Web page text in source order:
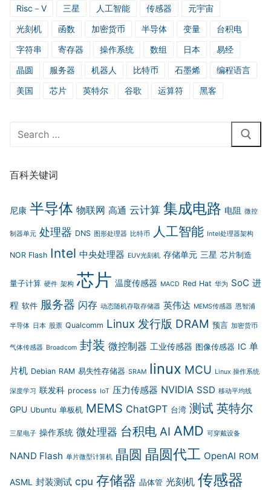
Risc－V
三星 人工智能 传感器
元宇宙
光刻机
函数 加密货币 半导体 变量
台积电
字符串
寄存器 操作系统 数组 日本
易经
晶圆
服务器 机器人 比特币 石墨烯
编程语言
美国
芯片 英特尔 谷歌 运算符 黑客
Search
百科关键词
尼康 半导体 物联网 高通 云计算 集成电路 电阻 微控
制器单元 处理器 DNS 图形处理器 比特币 人工智能 Intel处理器架构
NOR Flash Intel 中央处理器 EUV光刻机 存储单元 三星 芯片制造
量子计算 硬件 架构 芯片 温度传感器 MACD Red Hat 华为 SoC 进
程 软件 服务器 闪存 动态随机存取存储器 英伟达 MEMS传感器 恩智浦
半导体 日本 股票 Qualcomm Linux 发行版 DRAM 预言 加密货币
气体传感器 Broadcom 封装 微控制器 工业传感器 图像传感器 IC 单
片机 Debian RAM 易失性存储器 SRAM linux MCU Linux 操作系统
深度学习 联发科 process IoT 压力传感器 NVIDIA SSD 移动平均线
GPU Ubuntu 单板机 MEMS ChatGPT 台湾 测试 英特尔
三星电子 操作系统 微处理器 台积电 AI AMD 可穿戴设备
NAND Flash 单片微型计算机 晶圆 晶圆代工 OpenAI ROM
ASML 封装测试 cpu 存储器 晶体管 光刻机 传感器